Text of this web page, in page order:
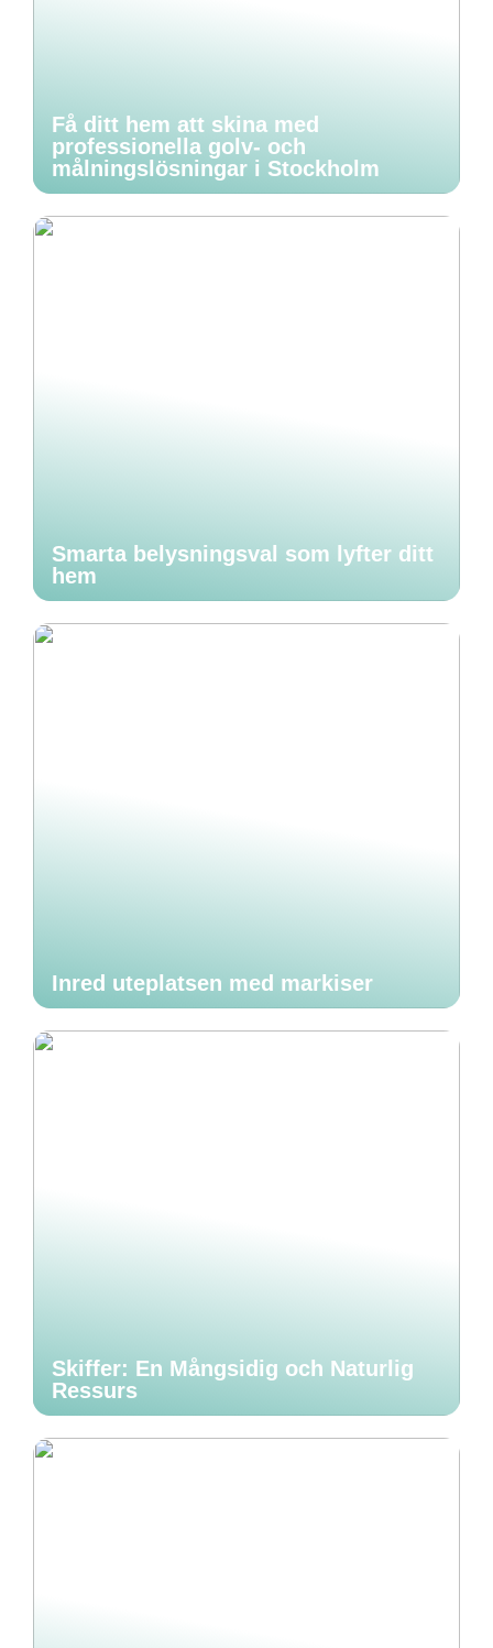
Få ditt hem att skina med
professionella golv- och
målningslösningar i Stockholm
Smarta belysningsval som lyfter ditt
hem
Inred uteplatsen med markiser
Skiffer: En Mångsidig och Naturlig
Ressurs